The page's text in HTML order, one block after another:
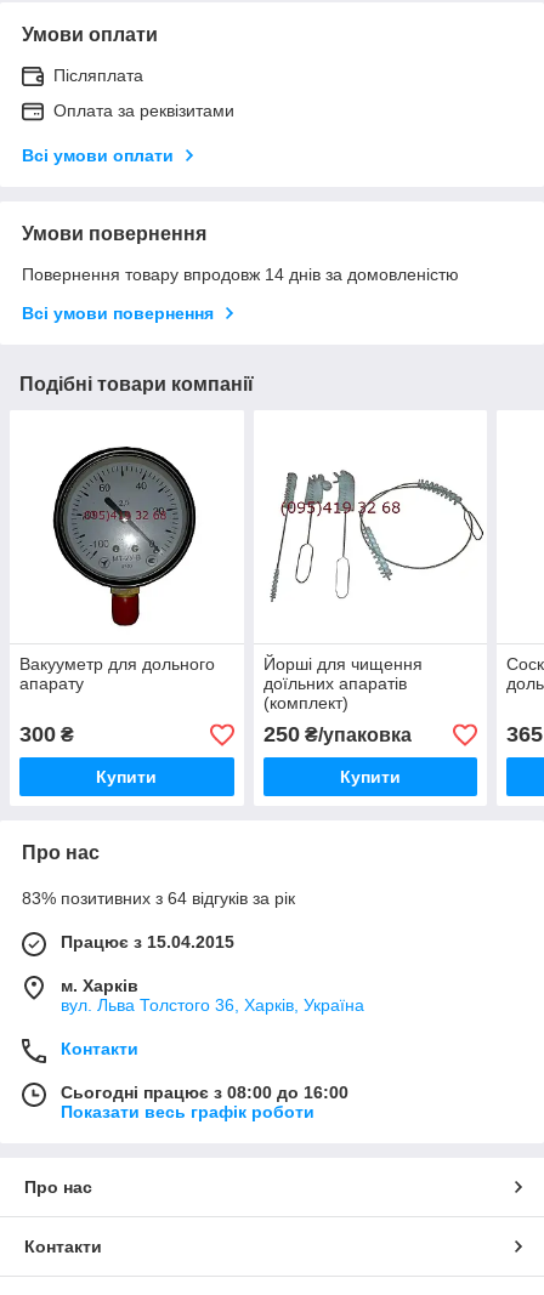
Умови оплати
Післяплата
Оплата за реквізитами
Всі умови оплати
Умови повернення
Повернення товару впродовж 14 днів за домовленістю
Всі умови повернення
Подібні товари компанії
Вакууметр для дольного
апарату
300 ₴
Купити
Йорші для чищення
доїльних апаратів
(комплект)
250₴/упаковка
Купити
365
Про нас
83% позитивних з 64 відгуків за рік
Працює з 15.04.2015
м. Харків
вул. Льва Толстого 36, Харків, Україна
Контакти
Сьогодні працює з 08:00 до 16:00
Показати весь графік роботи
Про нас
Контакти